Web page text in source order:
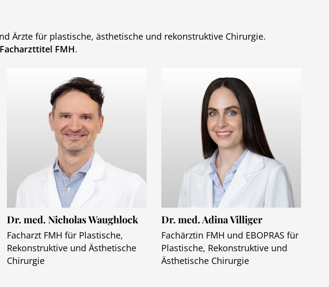
Ärzte für plastische, ästhetische und rekonstruktive Chirurgie.
FMH.
Dr. med. Nicholas Waughlock
Facharzt FMH für Plastische,
Rekonstruktive und Ästhetische
Chirurgie
Dr. med. Adina Villiger
Fachärztin FMH und EBOPRAS für
Plastische, Rekonstruktive und
Ästhetische Chirurgie